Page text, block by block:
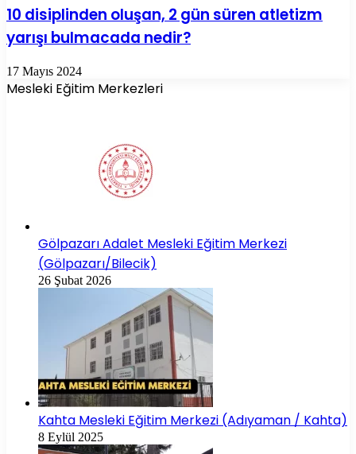
10 disiplinden oluşan, 2 gün süren atletizm
yarışı bulmacada nedir?
17 Mayıs 2024
Mesleki Eğitim Merkezleri
Gölpazarı Adalet Mesleki Eğitim Merkezi
(Gölpazarı/Bilecik)
26 Şubat 2026
Kahta Mesleki Eğitim Merkezi (Adıyaman / Kahta)
8 Eylül 2025